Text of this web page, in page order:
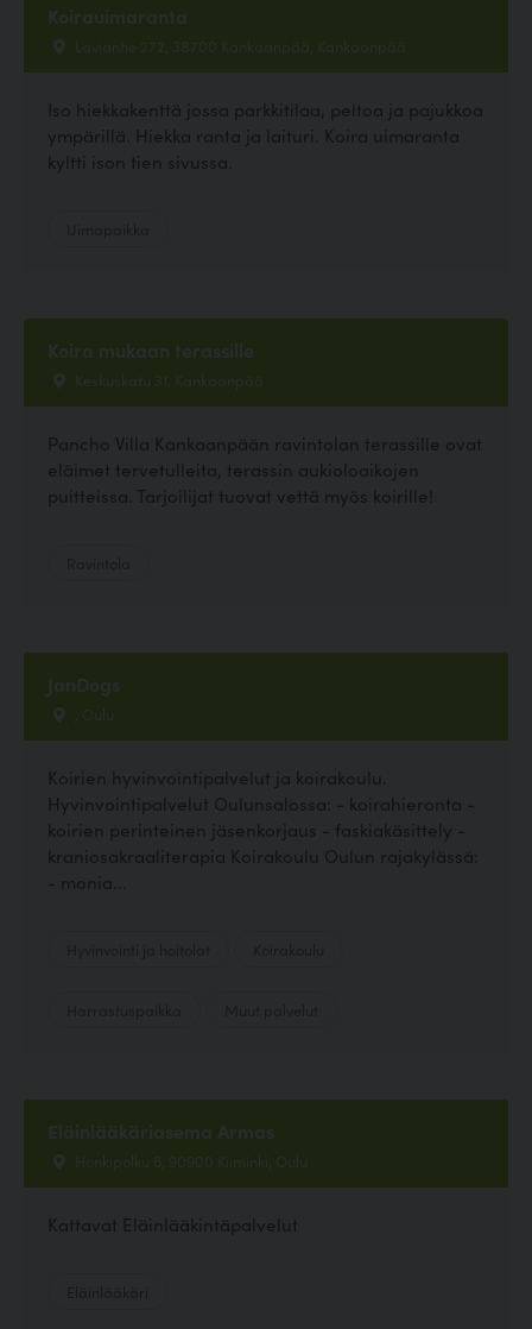
Koirauimaranta
Laviantie 272, 38700 Kankaanpää, Kankaanpää
Iso hiekkakenttä jossa parkkitilaa, peltoa ja pajukkoa
ympärillä. Hiekka ranta ja laituri. Koira uimaranta
kyltti ison tien sivussa.
Koira mukaan terassille
Keskuskatu 31, Kankaanpää
Pancho Villa Kankaanpään ravintolan terassille ovat
eläimet tervetulleita, terassin aukioloaikojen
puitteissa. Tarjoilijat tuovat vettä myös koirille!
JanDogs
, Oulu
Koirien hyvinvointipalvelut ja koirakoulu.
Hyvinvointipalvelut Oulunsalossa: - koirahieronta -
koirien perinteinen jäsenkorjaus - faskiakäsittely -
kraniosakraaliterapia Koirakoulu Oulun rajakylässä:
- monia...
Eläinlääkäriasema Armas
Honkipolku 6, 90900 Kiiminki, Oulu
Kattavat Eläinlääkintäpalvelut